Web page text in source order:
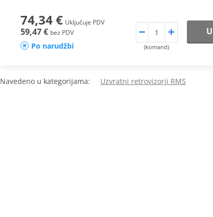
74,34 € Uključuje PDV
59,47 € bez PDV
Po narudžbi (komand)
Navedeno u kategorijama: Uzvratni retrovizorji RMS